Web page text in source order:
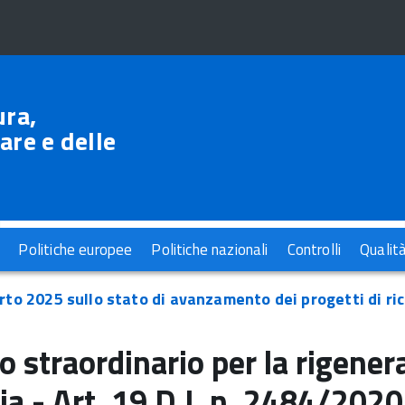
e delle
Politiche europee Politiche nazionali Controlli
2025 sullo stato di avanzamento dei progetti di
straordinario per la